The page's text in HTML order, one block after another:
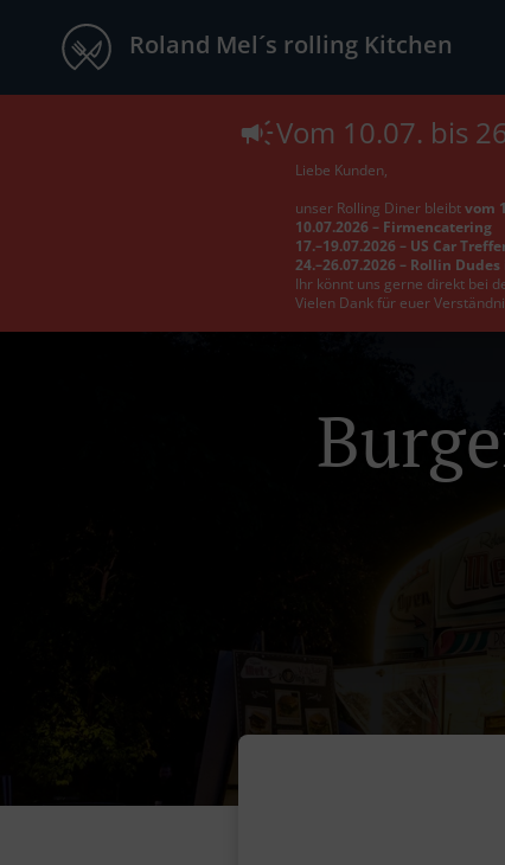
Roland Mel´s rolling Kitchen
Vom 10.07. bis
Liebe Kunden,
unser Rolling Diner bleibtvom
10.07.2026 – Firmencatering
17.–19.07.2026 – US Car
24.–26.07.2026 – Rollin
Ihr könnt uns gerne direkt bei
Vielen Dank für euer